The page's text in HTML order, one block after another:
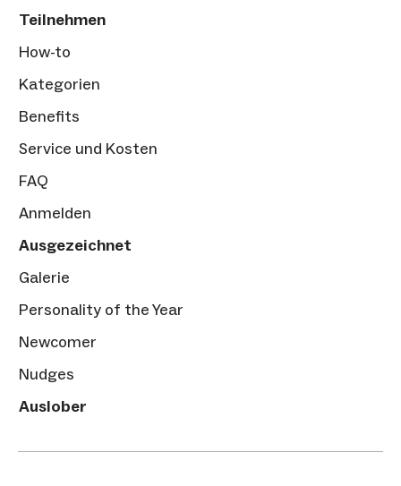
Teilnehmen
How-to
Kategorien
Benefits
Service und Kosten
FAQ
Anmelden
Ausgezeichnet
Galerie
Personality of the Year
Newcomer
Nudges
Auslober